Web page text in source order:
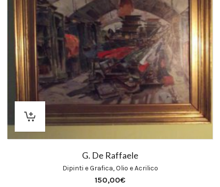
G. De Raffaele
Dipinti e Grafica,Olio e Acrilico
150,00€